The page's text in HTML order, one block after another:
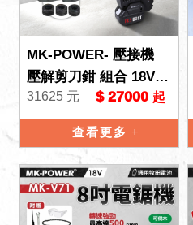
MK-POWER- 壓接機
壓解剪刀鉗 組合 18V直
立式 壓接鉗 剪刀鉗 充
電式 FKS-4288
31625 元 $ 27000 起
查看更多